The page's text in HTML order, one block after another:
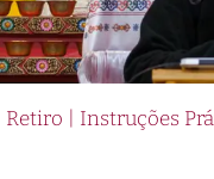
Retiro | Instruções